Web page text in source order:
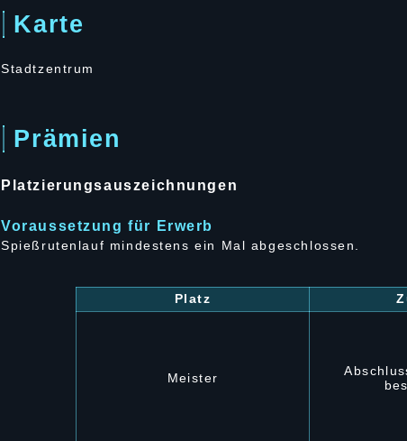
Karte
Stadtzentrum
Prämien
Platzierungsauszeichnungen
Voraussetzung für Erwerb
Spießrutenlauf mindestens ein Mal abgeschlossen.
Platz
Meister